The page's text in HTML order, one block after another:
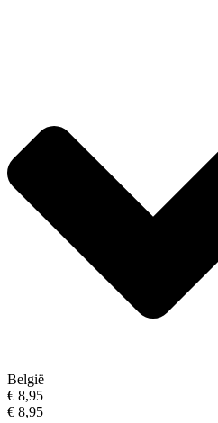
België
€ 8,95
€ 8,95